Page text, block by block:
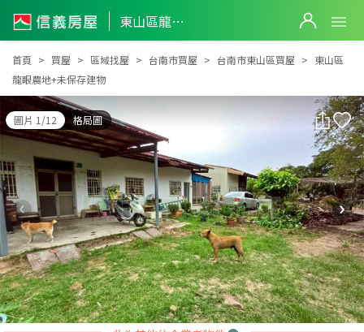
東山區龍眼農地+未保存建物
東山區龍眼農地+未保存建物
首頁 買屋 區域找屋 台南市買屋 台南市東山區買屋
東山區
龍眼農地+未保存建物
圖片 1/12 格局圖